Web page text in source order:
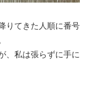
りてきた人順に番号
、私は張らずに手に